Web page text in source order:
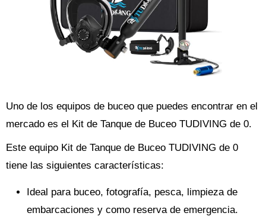
Uno de los equipos de buceo que puedes encontrar en el
mercado es el Kit de Tanque de Buceo TUDIVING de 0.
Este equipo Kit de Tanque de Buceo TUDIVING de 0
tiene las siguientes características:
Ideal para buceo, fotografía, pesca, limpieza de
embarcaciones y como reserva de emergencia.